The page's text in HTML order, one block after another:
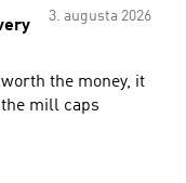
3. augusta 2026
the money, it
mill caps